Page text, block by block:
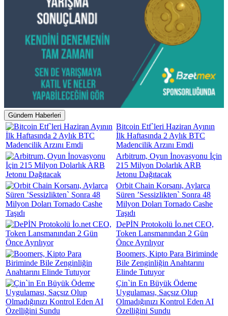
Gündem Haberleri
Bitcoin Etf`leri Haziran Ayının
İlk Haftasında 2 Aylık BTC
Madencilik Arzını Emdi
Arbitrum, Oyun İnovasyonu İçin
215 Milyon Dolarlık ARB
Jetonu Dağıtacak
Orbit Chain Korsanı, Aylarca
Süren ’Sessizlikten` Sonra 48
Milyon Doları Tornado Cashe
Taşıdı
DePİN Protokolü İo.net CEO,
Token Lansmanından 2 Gün
Önce Ayrılıyor
Boomers, Kipto Para Biriminde
Bile Zenginliğin Anahtarını
Elinde Tutuyor
Çin`in En Büyük Ödeme
Uygulaması, Saçsız Olup
Olmadığınızı Kontrol Eden AI
Özelliğini Sundu